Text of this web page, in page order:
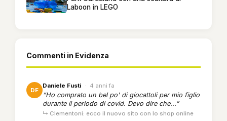
Laboon in LEGO
Commenti in Evidenza
DF
Daniele Fusti · 4 anni fa
“Ho comprato un bel po' di giocattoli per mio figlio
durante il periodo di covid. Devo dire che...”
↳ Clementoni: ecco il nuovo sito con lo shop online